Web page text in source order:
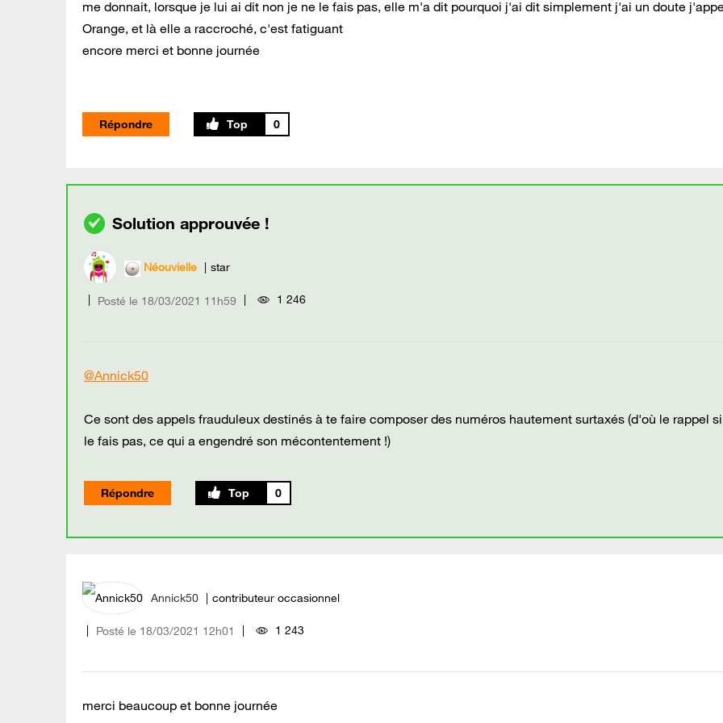
me donnait, lorsque je lui ai dit non je ne le fais pas, elle m'a dit pourquoi j'ai dit simplement j'ai un doute
Orange, et là elle a raccroché, c'est fatiguant
encore merci et bonne journée
Répondre 0
Néouvielle star
Posté le ‎18/03/2021 11h59 1 246
@Annick50
Ce sont des appels frauduleux destinés à te faire composer des numéros hautement surtaxés (d'où le rappel
le fais pas, ce qui a engendré son mécontentement !)
Répondre 0
Annick50 contributeur occasionnel
Posté le ‎18/03/2021 12h01 1 243
merci beaucoup et bonne journée